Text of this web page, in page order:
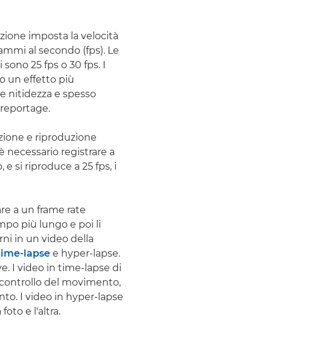
imposta la velocità
al secondo (fps). Le
25 fps o 30 fps. I
un effetto più
nitidezza e spesso
e riproduzione
necessario registrare a
si riproduce a 25 fps, i
a un frame rate
più lungo e poi li
in un video della
lapse e hyper-lapse.
I video in time-lapse di
del movimento,
I video in hyper-lapse
e l'altra.